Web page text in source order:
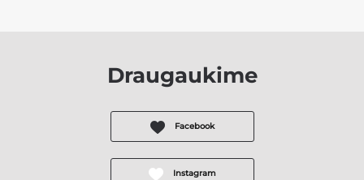
Draugaukime
Facebook
Instagram